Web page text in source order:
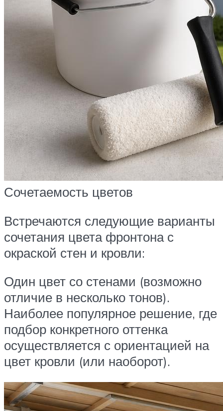
Сочетаемость цветов
Встречаются следующие варианты
сочетания цвета фронтона с
окраской стен и кровли:
Один цвет со стенами (возможно
отличие в несколько тонов).
Наиболее популярное решение, где
подбор конкретного оттенка
осуществляется с ориентацией на
цвет кровли (или наоборот).